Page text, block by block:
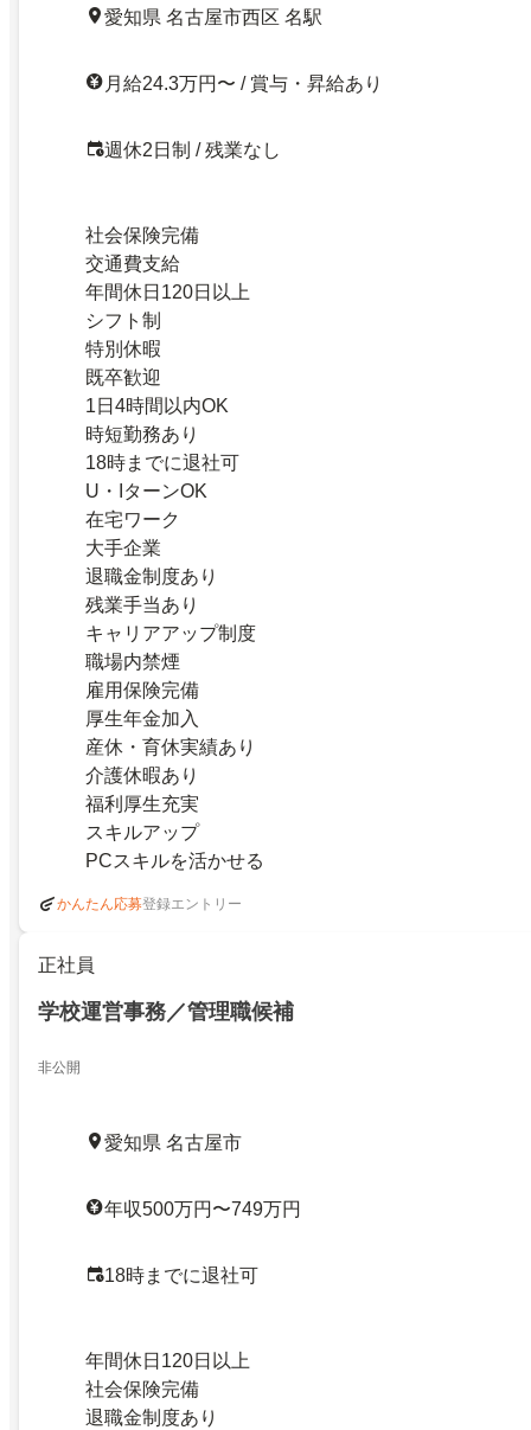
愛知県 名古屋市西区 名駅
月給24.3万円〜 / 賞与・昇給あり
週休2日制 / 残業なし
社会保険完備
交通費支給
年間休日120日以上
シフト制
特別休暇
既卒歓迎
1日4時間以内OK
時短勤務あり
18時までに退社可
U・IターンOK
在宅ワーク
大手企業
退職金制度あり
残業手当あり
キャリアアップ制度
職場内禁煙
雇用保険完備
厚生年金加入
産休・育休実績あり
介護休暇あり
福利厚生充実
スキルアップ
PCスキルを活かせる
かんたん応募登録エントリー
正社員
学校運営事務／管理職候補
非公開
愛知県 名古屋市
年収500万円〜749万円
18時までに退社可
年間休日120日以上
社会保険完備
退職金制度あり